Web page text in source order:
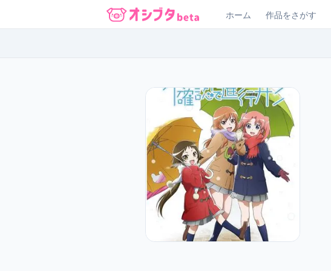
オシブタ Oshibuta
ホーム 作品をさがす